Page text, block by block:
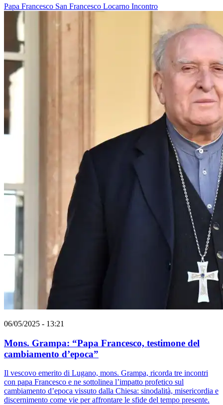
Papa Francesco San Francesco Locarno Incontro
06/05/2025 - 13:21
Mons. Grampa: “Papa Francesco, testimone del
cambiamento d’epoca”
Il vescovo emerito di Lugano, mons. Grampa, ricorda tre incontri
con papa Francesco e ne sottolinea l’impatto profetico sul
cambiamento d’epoca vissuto dalla Chiesa: sinodalità, misericordia e
discernimento come vie per affrontare le sfide del tempo presente.